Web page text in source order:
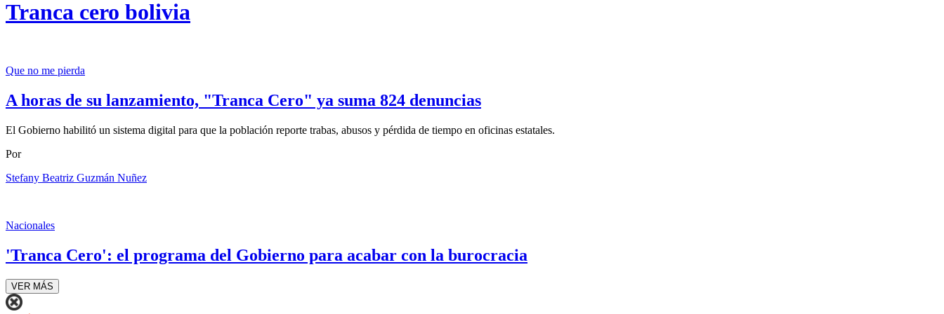
Tranca cero bolivia
Que no me pierda
A horas de su lanzamiento, "Tranca Cero" ya suma 824 denuncias
El Gobierno habilitó un sistema digital para que la población reporte trabas, abusos y pérdida de tiempo en oficinas estatales.
Por
Stefany Beatriz Guzmán Nuñez
Nacionales
'Tranca Cero': el programa del Gobierno para acabar con la burocracia
VER MÁS